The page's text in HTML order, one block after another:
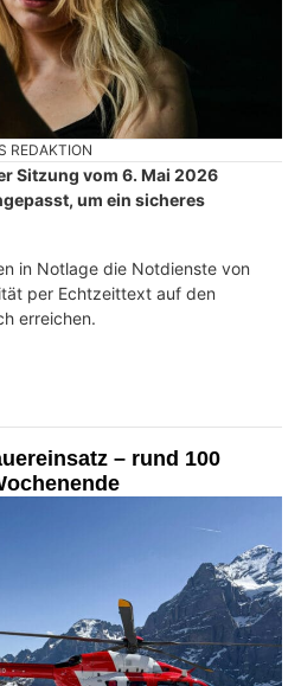
REDAKTION
Sitzung vom 6. Mai 2026
um ein sicheres
in Notlage die Notdienste von
per Echtzeittext auf den
erreichen.
– rund 100